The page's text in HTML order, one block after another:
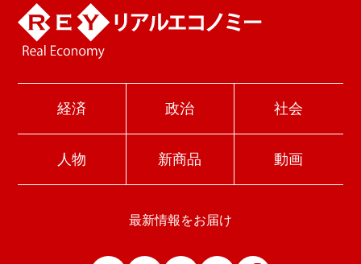
経済 政治 社会
人物 新商品 動画
最新情報をお届け